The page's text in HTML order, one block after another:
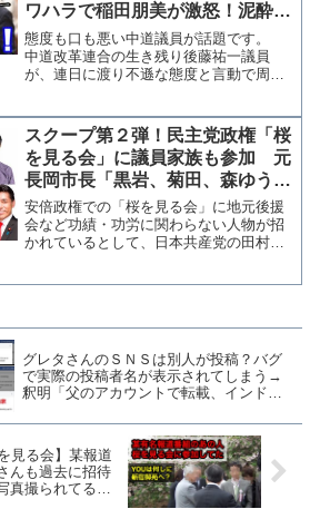
ワハラで稲田朋美が激怒！泥酔し
て警察出動！安倍総理にも説教
【KSLチャンネル】
態度も口も悪い中道議員が話題です。
中道改革連合の生き残り後藤祐一議員
が、連日に渡り不遜な態度と言動で周囲
務所で何時間も恫喝したり、酒癖が悪く
議員会館に警察が出動する騒...
スクープ第２弾！民主党政権「桜
を見る会」に議員家族も参加 元
長岡市長「黒岩、菊田、森ゆうこ
各議員とそのご家族にお会いし
た」
安倍政権での「桜を見る会」に地元後援
会など功績・功労に関わらない人物が招
かれているとして、日本共産党の田村智
グレタさんのＳＮＳは別人が投稿？バグ
で実際の投稿者名が表示されてしまう→
釈明「父のアカウントで転載、インドの
見る会】某報道
んも過去に招待
真撮られてるん